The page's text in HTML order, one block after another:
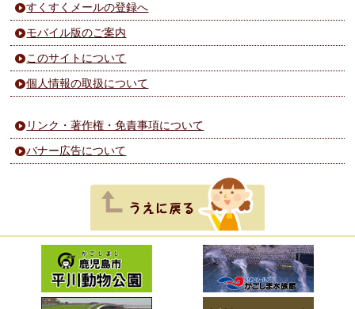
すくすくメールの登録へ
モバイル版のご案内
このサイトについて
個人情報の取扱について
リンク・著作権・免責事項について
バナー広告について